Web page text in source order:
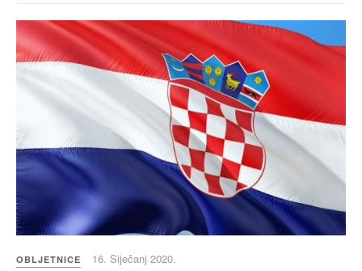
OBLJETNICE 16. Siječanj 2020.